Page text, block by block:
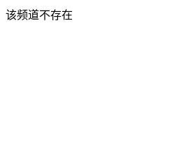
该频道不存在